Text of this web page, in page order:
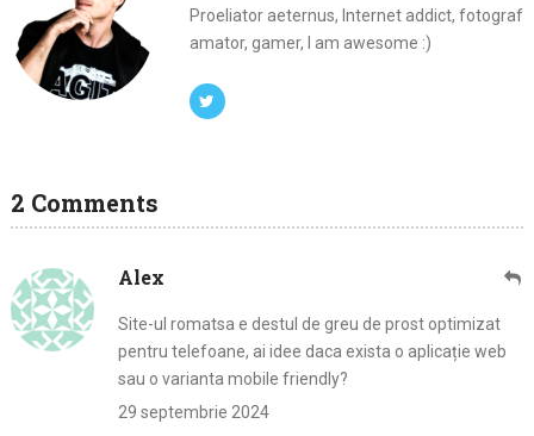
Proeliator aeternus, Internet addict, fotograf
amator, gamer, I am awesome :)
2 Comments
Alex
Site-ul romatsa e destul de greu de prost optimizat
pentru telefoane, ai idee daca exista o aplicație web
sau o varianta mobile friendly?
29 septembrie 2024